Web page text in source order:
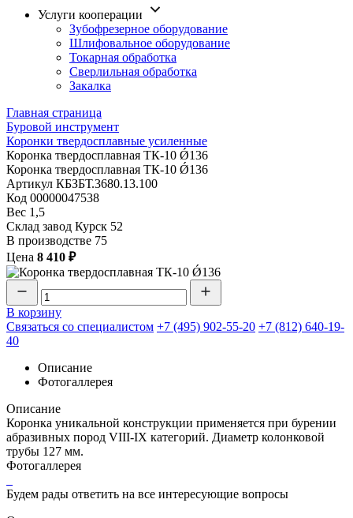
Услуги кооперации
Зубофрезерное оборудование
Шлифовальное оборудование
Токарная обработка
Cверлильная обработка
Закалка
Главная страница
Буровой инструмент
Коронки твердосплавные усиленные
Коронка твердосплавная ТК-10 Ǿ136
Коронка твердосплавная ТК-10 Ǿ136
Артикул КБЗБТ.3680.13.100
Код 00000047538
Вес 1,5
Склад завод Курск 52
В производстве 75
Цена 8 410 ₽
В корзину
Связаться со специалистом +7 (495) 902-55-20 +7 (812) 640-19-
40
Описание
Фотогаллерея
Описание
Коронка уникальной конструкции применяется при бурении
абразивных пород VIII-IX категорий. Диаметр колонковой
трубы 127 мм.
Фотогаллерея
Будем рады ответить на все интересующие вопросы